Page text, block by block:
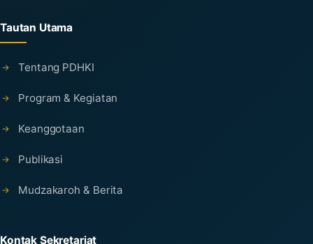
Tautan Utama
Tentang PDHKI
Program & Kegiatan
Keanggotaan
Publikasi
Mudzakaroh & Berita
Kontak Sekretariat